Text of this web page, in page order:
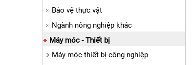
Bảo vệ thực vật
Ngành nông nghiệp khác
Máy móc - Thiết bị
Máy móc thiết bị công nghiệp